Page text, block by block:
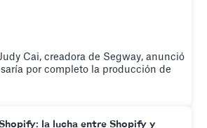
Cai, creadora de Segway, anunció
por completo la producción de
la lucha entre Shopify y